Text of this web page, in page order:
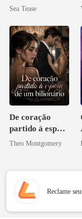
Sea Tease
De coração
partido à esposa
de um bilionário
Theo Montgomery
Reclame